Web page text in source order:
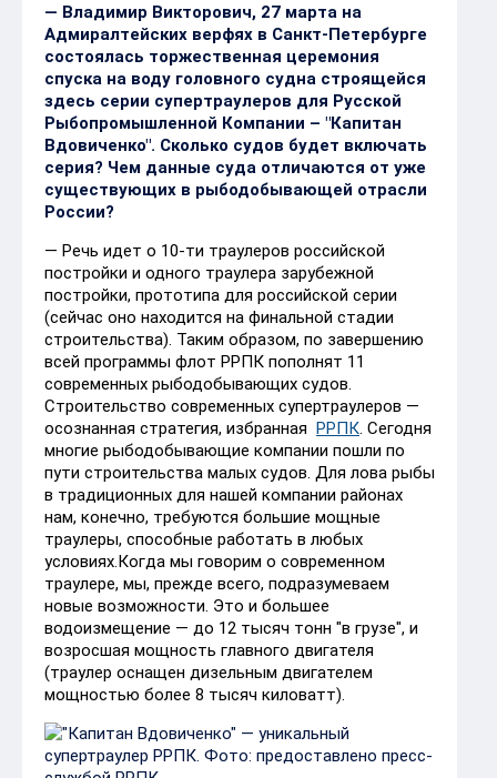
— Владимир Викторович, 27 марта на
Адмиралтейских верфях в Санкт-Петербурге
состоялась торжественная церемония
спуска на воду головного судна строящейся
здесь серии супертраулеров для Русской
Рыбопромышленной Компании – "Капитан
Вдовиченко". Сколько судов будет включать
серия? Чем данные суда отличаются от уже
существующих в рыбодобывающей отрасли
России?
— Речь идет о 10-ти траулеров российской
постройки и одного траулера зарубежной
постройки, прототипа для российской серии
(сейчас оно находится на финальной стадии
строительства). Таким образом, по завершению
всей программы флот РРПК пополнят 11
современных рыбодобывающих судов.
Строительство современных супертраулеров —
осознанная стратегия, избранная РРПК. Сегодня
многие рыбодобывающие компании пошли по
пути строительства малых судов. Для лова рыбы
в традиционных для нашей компании районах
нам, конечно, требуются большие мощные
траулеры, способные работать в любых
условиях.Когда мы говорим о современном
траулере, мы, прежде всего, подразумеваем
новые возможности. Это и большее
водоизмещение — до 12 тысяч тонн "в грузе", и
возросшая мощность главного двигателя
(траулер оснащен дизельным двигателем
мощностью более 8 тысяч киловатт).